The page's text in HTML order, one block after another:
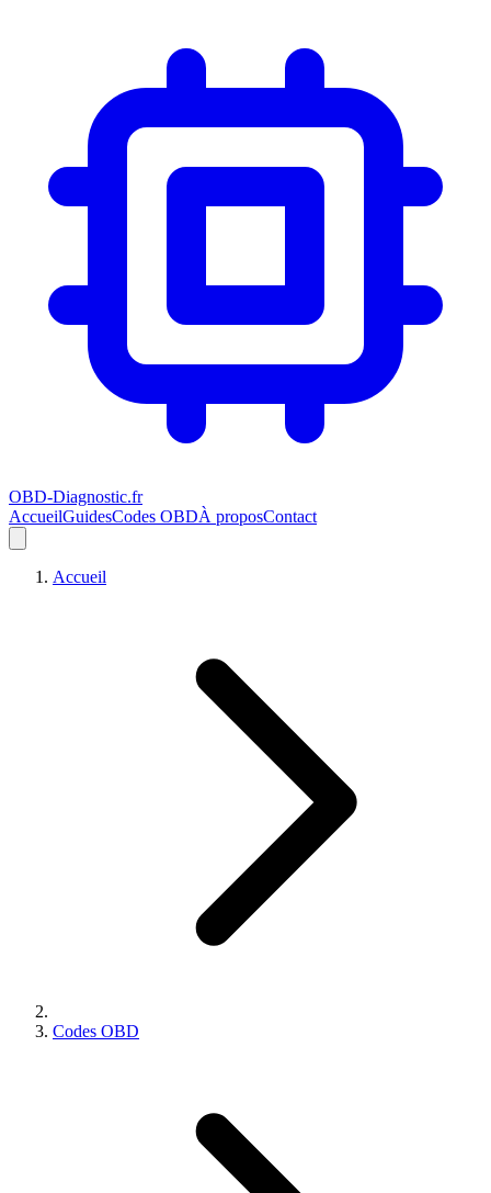
OBD-Diagnostic.fr
AccueilGuidesCodes OBDÀ proposContact
Accueil
Codes OBD